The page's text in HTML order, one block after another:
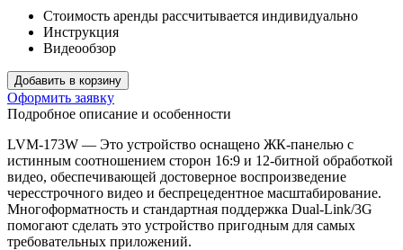
Стоимость аренды рассчитывается индивидуально
Инструкция
Видеообзор
Добавить в корзину
Оформить заявку
Подробное описание и особенности
LVM-173W — Это устройство оснащено ЖК-панелью с
истинным соотношением сторон 16:9 и 12-битной обработкой
видео, обеспечивающей достоверное воспроизведение
чересстрочного видео и беспрецедентное масштабирование.
Многоформатность и стандартная поддержка Dual-Link/3G
помогают сделать это устройство пригодным для самых
требовательных приложений.